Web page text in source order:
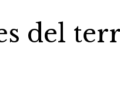
del